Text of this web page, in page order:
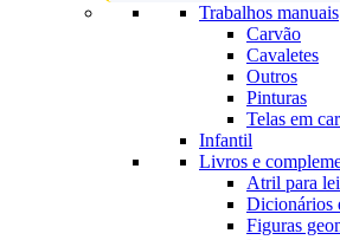
Trabalhos manuais
Carvão
Cavaletes
Outros
Pinturas
Telas em
Infantil
Livros e
Atril para
Dicionários
Figuras